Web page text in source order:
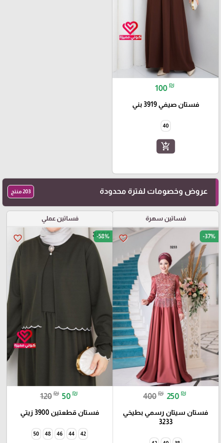
100 ₪
فستان صيفي 3919 بني
40
add_shopping_cart
عروض وخصومات لفترة محدودة 203 منتج
فساتين سهرة
favorite_border -37%
400₪ 250 ₪
فستان سيتان رسمي بطيخي
3233
فساتين عملي
favorite_border -58%
120₪ 50 ₪
فستان قطعتين 3900 زيتي
42
44
46
48
50